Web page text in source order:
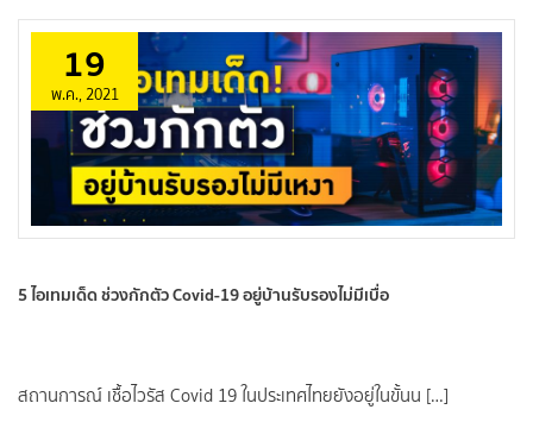
19
พ.ค., 2021
5 ไอเทมเด็ด ช่วงกักตัว Covid-19 อยู่บ้านรับรองไม่มีเบื่อ
สถานการณ์ เชื้อไวรัส Covid 19 ในประเทศไทยยังอยู่ในขั้นน […]